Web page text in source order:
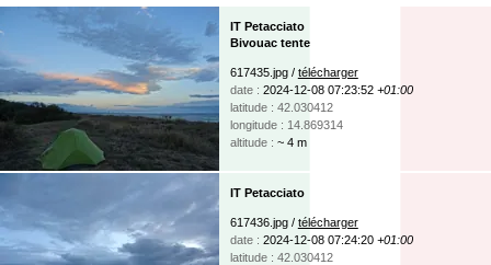
IT Petacciato
Bivouac tente
617435.jpg / télécharger
date : 2024-12-08 07:23:52 +01:00
latitude : 42.030412
longitude : 14.869314
altitude : ~ 4 m
IT Petacciato
617436.jpg / télécharger
date : 2024-12-08 07:24:20 +01:00
latitude : 42.030412